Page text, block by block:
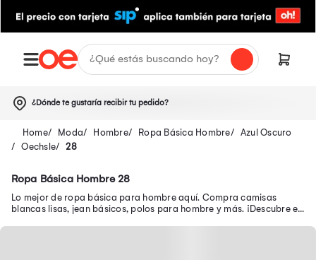
¿Dónde te gustaría recibir tu pedido?
Moda Hombre Ropa Básica Hombre
Azul Oscuro
Oechsle
28
Ropa Básica Hombre 28
Lo mejor de ropa básica para hombre aquí. Compra camisas
blancas lisas, jean básicos, polos para hombre y más. ¡Descubre en